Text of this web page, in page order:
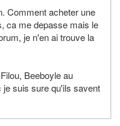
Comment acheter une
ca me depasse mais le
je n'en ai trouve la
Beeboyle au
suis sure qu'ils savent